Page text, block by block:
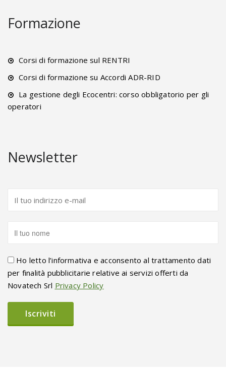
Formazione
Corsi di formazione sul RENTRI
Corsi di formazione su Accordi ADR-RID
La gestione degli Ecocentri: corso obbligatorio per gli
operatori
Newsletter
Ho letto l’informativa e acconsento al trattamento dati
per finalità pubblicitarie relative ai servizi offerti da
Novatech Srl Privacy Policy